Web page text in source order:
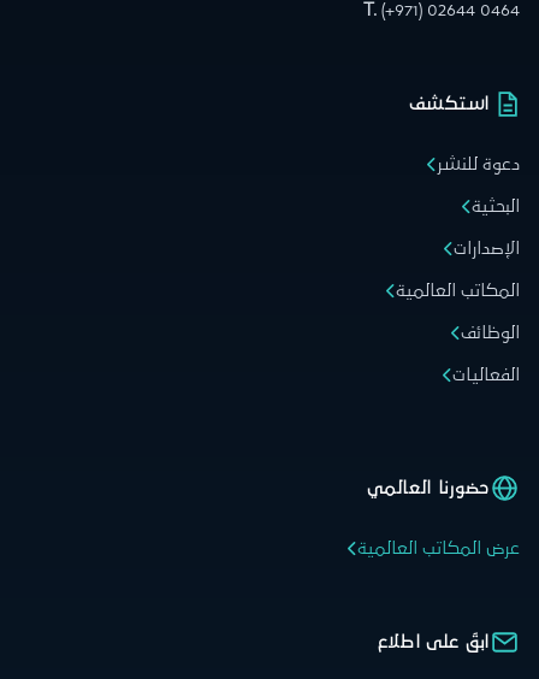
T. (+971) 02644 0464
استكشف
دعوة للنشر
البحثية
الإصدارات
المكاتب العالمية
الوظائف
الفعاليات
حضورنا العالمي
عرض المكاتب العالمية
ابقَ على اطلاع